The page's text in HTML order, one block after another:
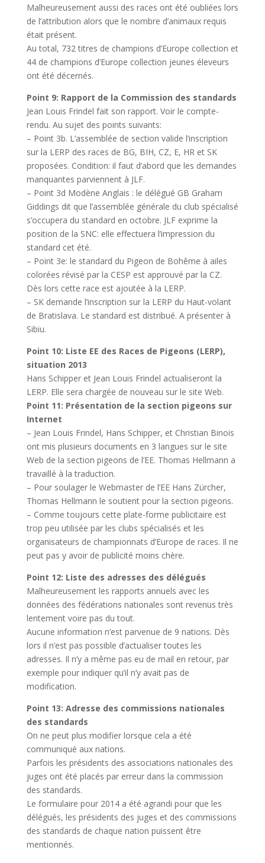
Malheureusement aussi des races ont été oubliées lors
de l’attribution alors que le nombre d’animaux requis
était présent.
Au total, 732 titres de champions d’Europe collection et
44 de champions d’Europe collection jeunes éleveurs
ont été décernés.
Point 9: Rapport de la Commission des standards
Jean Louis Frindel fait son rapport. Voir le compte-
rendu. Au sujet des points suivants:
– Point 3b. L’assemblée de section valide l’inscription
sur la LERP des races de BG, BIH, CZ, E, HR et SK
proposées. Condition: il faut d’abord que les demandes
manquantes parviennent à JLF.
– Point 3d Modène Anglais : le délégué GB Graham
Giddings dit que l’assemblée générale du club spécialisé
s’occupera du standard en octobre. JLF exprime la
position de la SNC: elle effectuera l’impression du
standard cet été.
– Point 3e: le standard du Pigeon de Bohême à ailes
colorées révisé par la CESP est approuvé par la CZ.
Dès lors cette race est ajoutée à la LERP.
– SK demande l’inscription sur la LERP du Haut-volant
de Bratislava. Le standard est distribué. A présenter à
Sibiu.
Point 10: Liste EE des Races de Pigeons (LERP),
situation 2013
Hans Schipper et Jean Louis Frindel actualiseront la
LERP. Elle sera chargée de nouveau sur le site Web.
Point 11: Présentation de la section pigeons sur
Internet
– Jean Louis Frindel, Hans Schipper, et Christian Binois
ont mis plusieurs documents en 3 langues sur le site
Web de la section pigeons de l’EE. Thomas Hellmann a
travaillé à la traduction.
– Pour soulager le Webmaster de l’EE Hans Zürcher,
Thomas Hellmann le soutient pour la section pigeons.
– Comme toujours cette plate-forme publicitaire est
trop peu utilisée par les clubs spécialisés et les
organisateurs de championnats d’Europe de races. Il ne
peut pas y avoir de publicité moins chère.
Point 12: Liste des adresses des délégués
Malheureusement les rapports annuels avec les
données des fédérations nationales sont revenus très
lentement voire pas du tout.
Aucune information n’est parvenue de 9 nations. Dès
lors il n’est pas possible d’actualiser toutes les
adresses. Il n’y a même pas eu de mail en retour, par
exemple pour indiquer qu’il n’y avait pas de
modification.
Point 13: Adresse des commissions nationales
des standards
On ne peut plus modifier lorsque cela a été
communiqué aux nations.
Parfois les présidents des associations nationales des
juges ont été placés par erreur dans la commission
des standards.
Le formulaire pour 2014 a été agrandi pour que les
délégués, les présidents des juges et des commissions
des standards de chaque nation puissent être
mentionnés.